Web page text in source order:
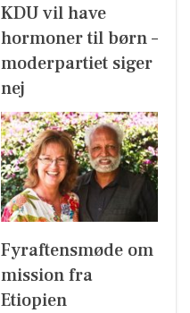
KDU vil have
hormoner til børn –
moderpartiet siger
nej
Fyraftensmøde om
mission fra
Etiopien